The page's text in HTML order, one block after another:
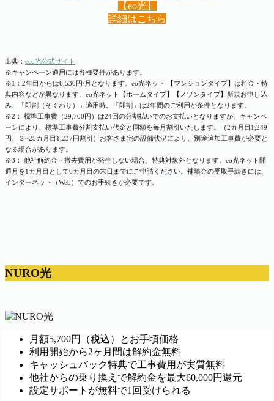
【eo光】
詳細はこちら
出典： eco光公式サイト
※キャンペーン適用には各種要件があります。
※1：2年目からは6,530円/月となります。eo光ネット 【マンションタイプ】は料金・特
典内容などが異なります。 eo光ネット【ホームタイプ】【メゾンタイプ】新規お申し込
み、「即割（そくわり）」適用時。「即割」は2年間のご利用が条件となります。
※2： 標準工事費（29,700円）は24回の分割払いでのお支払いとなりますが、キャンペ
ーンにより、標準工事費分割支払い代金と同額を毎月割引いたします。（2カ月目1,249
円、３~25カ月目1,237円割引）お客さま宅の設備状況により、別途追加工事費が必要と
なる場合があります。
※3： 他社解約金・撤去費用が発生しない場合、特典対象外となります。eo光ネット開
通月を1カ月目として6カ月目の末日までにご申請ください。補填金の受取手続きには、
インターネット（Web）でのお手続きが必要です。
NURO光
月額5,700円（税込）とお手頃価格
利用開始から2ヶ月間は解約金無料
キャッシュバック特典で工事費用が実質無料
他社からの乗り換えで解約金を最大60,000円還元
設定サポートが無料で1回受けられる